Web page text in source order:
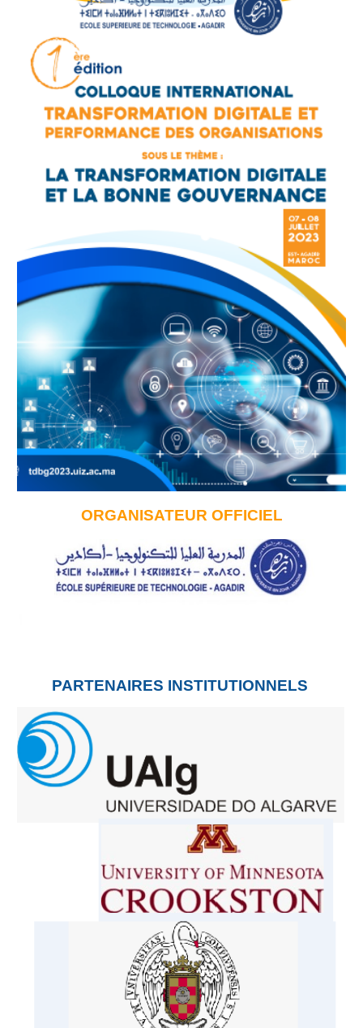
ORGANISATEUR OFFICIEL
PARTENAIRES INSTITUTIONNELS